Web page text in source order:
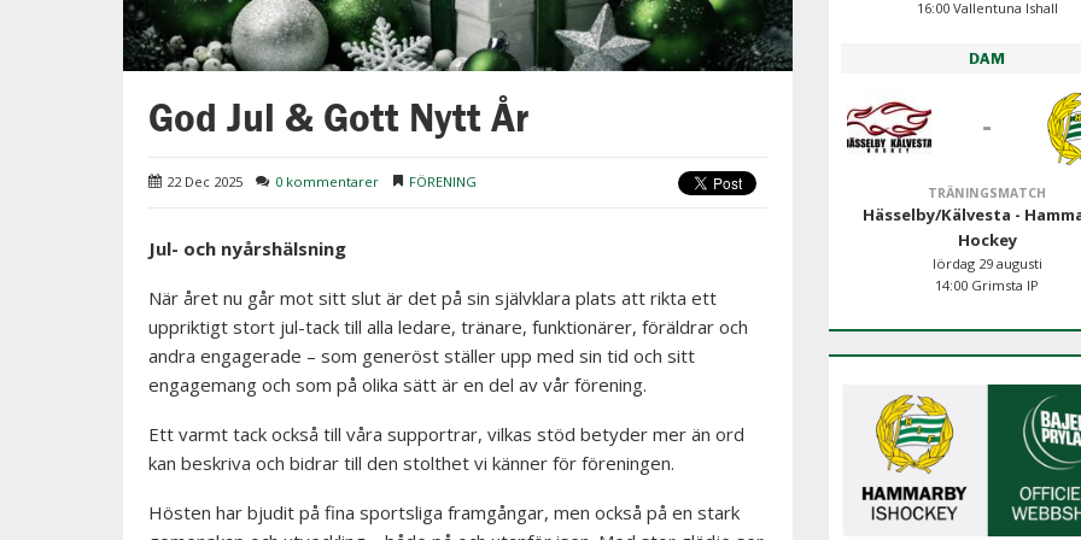
God Jul & Gott Nytt År
22 Dec 2025 0 kommentarer FÖRENING
Jul- och nyårshälsning
När året nu går mot sitt slut är det på sin självklara plats att rikta ett
uppriktigt stort jul-tack till alla ledare, tränare, funktionärer, föräldrar och
andra engagerade – som generöst ställer upp med sin tid och sitt
engagemang och som på olika sätt är en del av vår förening.
Ett varmt tack också till våra supportrar, vilkas stöd betyder mer än ord
kan beskriva och bidrar till den stolthet vi känner för föreningen.
Hösten har bjudit på fina sportsliga framgångar, men också på en stark
16:00 Vallentuna Ishall
DAM
-
TRÄNINGSMATCH
Hässelby/Kälvesta -
Hockey
lördag 29 augusti
14:00 Grimsta IP